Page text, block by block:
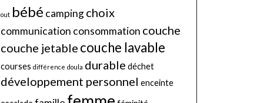
out bébé campingchoix
communication consommation couche
couche jetable couche lavable
courses différence doula durable déchet
développement personnel enceinte